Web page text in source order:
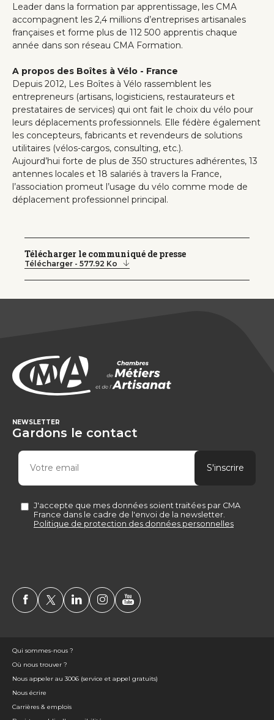
Leader dans la formation par apprentissage, les CMA
accompagnent les 2,4 millions d’entreprises artisanales
françaises et forme plus de 112 500 apprentis chaque
année dans son réseau CMA Formation.
A propos des Boîtes à Vélo - France
Depuis 2012, Les Boîtes à Vélo rassemblent les
entrepreneurs (artisans, logisticiens, restaurateurs et
prestataires de services) qui ont fait le choix du vélo pour
leurs déplacements professionnels. Elle fédère également
les concepteurs, fabricants et revendeurs de solutions
utilitaires (vélos-cargos, consulting, etc.).
Aujourd’hui forte de plus de 350 structures adhérentes, 13
antennes locales et 18 salariés à travers la France,
l’association promeut l’usage du vélo comme mode de
déplacement professionnel principal.
Télécharger le communiqué de presse
Télécharger - 577.92 Ko
NEWSLETTER
Gardons le contact
Qui sommes-nous ?
Où nous trouver ?
Nous appeler au 3006 (service et appel gratuits)
Nous écrire
Carrières & emplois